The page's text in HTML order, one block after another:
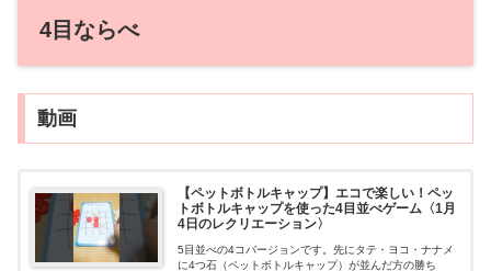
4目ならべ
動画
【ペットボトルキャップ】エコで楽しい！ペッ
トボトルキャップを使った4目並べゲーム〈1月
4日のレクリエーション〉
5目並べの4コバージョンです。先にタテ・ヨコ・ナナメ
に4つ石（ペットボトルキャップ）が並んだ方の勝ち